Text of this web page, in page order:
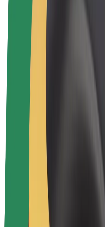
Sürücülər
Vakansiyalar
Bolt haqqında
Bolt-da davamlılıq
Project Zero